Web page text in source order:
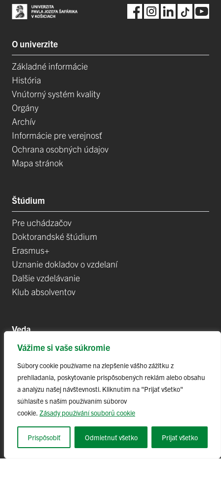
Vážime si vaše súkromie
Súbory cookie používame na zlepšenie vášho zážitku z
prehliadania, poskytovanie prispôsobených reklám alebo obsahu
a analýzu našej návštevnosti. Kliknutím na "Prijať všetko"
súhlasíte s naším používaním súborov
cookie. Zásady používání souborů cookie
Prispôsobiť Odmietnuť všetko Prijať všetko
O univerzite
Základné informácie
História
Vnútorný systém kvality
Orgány
Archív
Informácie pre verejnosť
Ochrana osobných údajov
Mapa stránok
Štúdium
Pre uchádzačov
Doktorandské štúdium
Erasmus+
Uznanie dokladov o vzdelaní
Dalšie vzdelávanie
Klub absolventov
Veda
Postdoktorandské pozíce
Projekty
Špičkové tímy
TIP-UPJŠ
Vedecké parky
Evidencia publikačnej činnosti
Habilitačné a vymenúvacie konania